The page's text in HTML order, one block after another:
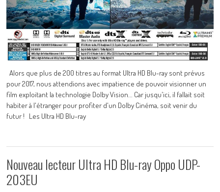
Alors que plus de 200 titres au format Ultra HD Blu-ray sont prévus
pour 2017, nous attendions avec impatience de pouvoir visionner un
film exploitant la technologie Dolby Vision... Car jusqu'ici, il fallait soit
habiter à l'étranger pour profiter d'un Dolby Cinéma, soit venir du
futur ! Les Ultra HD Blu-ray
Nouveau lecteur Ultra HD Blu-ray Oppo UDP-
203EU